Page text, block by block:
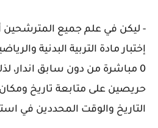
- ليكن في علم جميع المترشحين
إختبار مادة التربية البدنية
0 مباشرة من دون سابق اندار،
حريصين على متابعة تاريخ
التاريخ والوقت المحددين في